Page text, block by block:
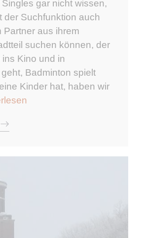
gar nicht wissen,
der Suchfunktion auch
Partner aus ihrem
suchen können, der
Kino und in
Badminton spielt
Kinder hat, haben wir